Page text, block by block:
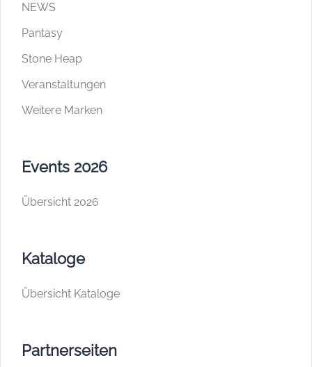
NEWS
Pantasy
Stone Heap
Veranstaltungen
Weitere Marken
Events 2026
Übersicht 2026
Kataloge
Übersicht Kataloge
Partnerseiten